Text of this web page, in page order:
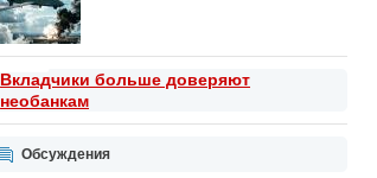
Вкладчики больше доверяют
необанкам
Обсуждения